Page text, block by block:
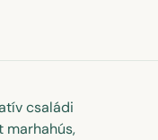
családi
marhahús,